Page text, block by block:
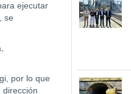
ejecutar
se
por lo que
dirección